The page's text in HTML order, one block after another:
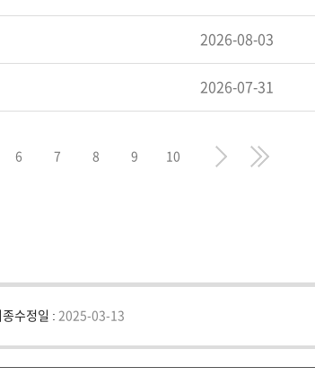
2026-08-03
2026-07-31
6 7 8 9 10 Next Last
수정일 : 2025-03-13